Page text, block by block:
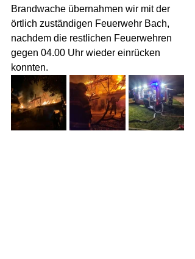
Brandwache übernahmen wir mit der
örtlich zuständigen Feuerwehr Bach,
nachdem die restlichen Feuerwehren
gegen 04.00 Uhr wieder einrücken
konnten.